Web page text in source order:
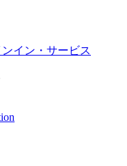
イン・サービス